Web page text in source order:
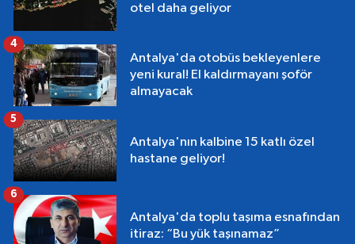
otel daha geliyor
Antalya'da otobüs bekleyenlere
yeni kural! El kaldırmayanı şoför
almayacak
4
Antalya'nın kalbine 15 katlı özel
hastane geliyor!
5
Antalya'da toplu taşıma esnafından
itiraz: “Bu yük taşınamaz”
6